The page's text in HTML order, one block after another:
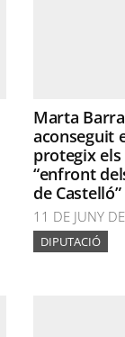
Marta
aconseguit
protegix
“enfront
de Castelló”
11 DE JUNY
DIPUTACIÓ